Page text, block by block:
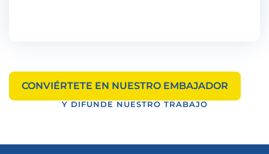
CONVIÉRTETE EN NUESTRO EMBAJADOR
Y DIFUNDE NUESTRO TRABAJO